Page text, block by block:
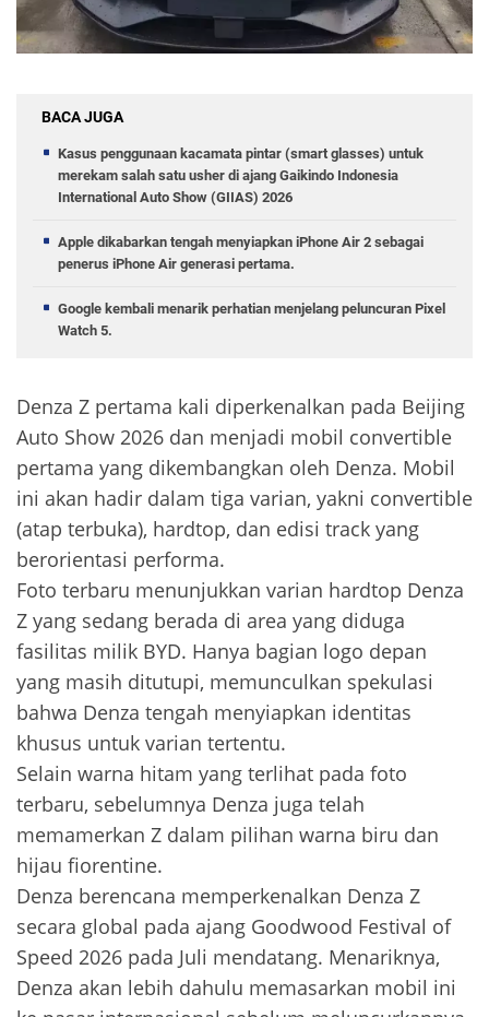
BACA JUGA
Kasus penggunaan kacamata pintar (smart glasses) untuk
merekam salah satu usher di ajang Gaikindo Indonesia
International Auto Show (GIIAS) 2026
Apple dikabarkan tengah menyiapkan iPhone Air 2 sebagai
penerus iPhone Air generasi pertama.
Google kembali menarik perhatian menjelang peluncuran Pixel
Watch 5.
Denza Z pertama kali diperkenalkan pada Beijing
Auto Show 2026 dan menjadi mobil convertible
pertama yang dikembangkan oleh Denza. Mobil
ini akan hadir dalam tiga varian, yakni convertible
(atap terbuka), hardtop, dan edisi track yang
berorientasi performa.
Foto terbaru menunjukkan varian hardtop Denza
Z yang sedang berada di area yang diduga
fasilitas milik BYD. Hanya bagian logo depan
yang masih ditutupi, memunculkan spekulasi
bahwa Denza tengah menyiapkan identitas
khusus untuk varian tertentu.
Selain warna hitam yang terlihat pada foto
terbaru, sebelumnya Denza juga telah
memamerkan Z dalam pilihan warna biru dan
hijau fiorentine.
Denza berencana memperkenalkan Denza Z
secara global pada ajang Goodwood Festival of
Speed 2026 pada Juli mendatang. Menariknya,
Denza akan lebih dahulu memasarkan mobil ini